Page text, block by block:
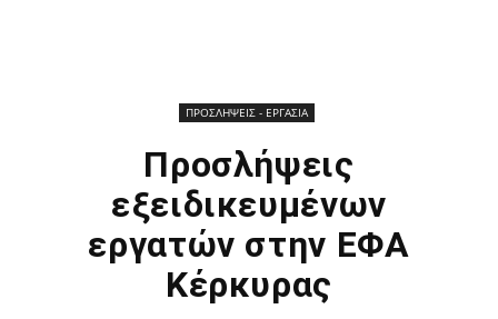
ΠΡΟΣΛΗΨΕΙΣ - ΕΡΓΑΣΙΑ
Προσλήψεις
εξειδικευμένων
εργατών στην ΕΦΑ
Κέρκυρας